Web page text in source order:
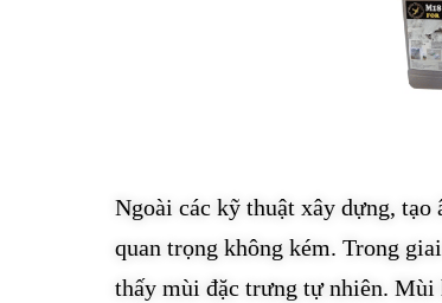
Ngoài các kỹ thuật xây dựng, tạo
quan trọng không kém. Trong
thấy mùi đặc trưng tự nhiên. Mùi